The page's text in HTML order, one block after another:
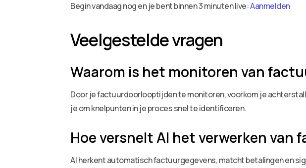
Begin vandaag nog en je bent binnen 3 minuten live:Aanmelden
Veelgestelde vragen
Waarom is het monitoren van
Door je factuurdoorlooptijden te monitoren, voorkom je
je om knelpunten in je proces snel te identificeren.
Hoe versnelt AI het verwerken van
AI herkent automatisch factuurgegevens, matcht betalingen en